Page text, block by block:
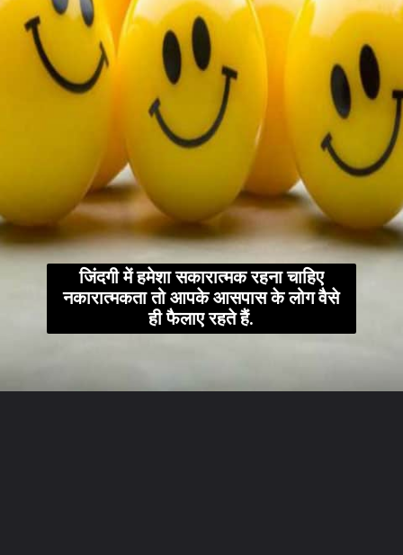
जिंदगी में हमेशा सकारात्मक रहना चाहिए
नकारात्मकता तो आपके आसपास के लोग वैसे
ही फैलाए रहते हैं.